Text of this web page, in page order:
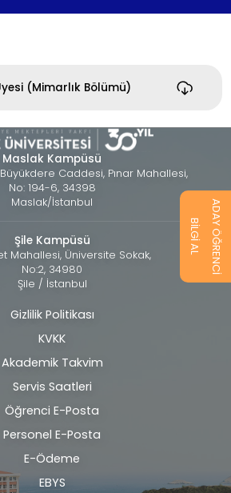
(Mimarlık Bölümü)
Maslak Kampüsü
Caddesi, Pınar Mahallesi,
No: 194-6, 34398
Maslak/İstanbul
Şile Kampüsü
Mahallesi, Üniversite Sokak,
No:2, 34980
Şile / İstanbul
Alt
bilgi
Gizlilik Politikası
KVKK
Akademik Takvim
Servis Saatleri
Öğrenci E-Posta
Personel E-Posta
E-Ödeme
EBYS
BİLGİ AL ADAY ÖĞRENCİ